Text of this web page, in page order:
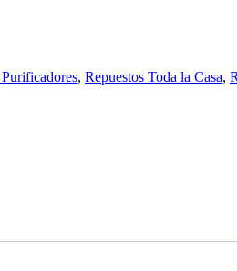
, Repuestos Toda la Casa,